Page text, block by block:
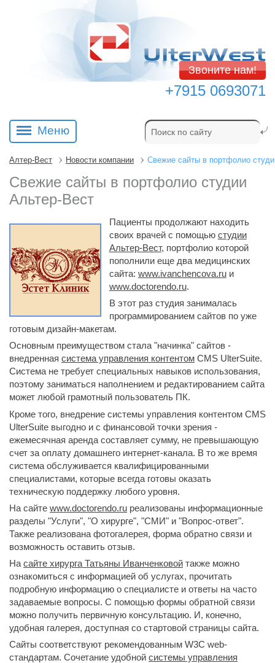
Звоните нам!
+7915 0693071
Меню
Алтер-Вест Новости компании Свежие сайты в портфолио
Свежие сайты в портфолио студии
Альтер-Вест
Пациенты продолжают находить
своих врачей с помощью студии
Альтер-Вест, портфолио которой
пополнили еще два медицинских
сайта: www.ivanchencova.ruи
www.doctorendo.ru.
В этот раз студия занималась
программированием сайтов по уже
готовым дизайн-макетам.
Основным преимуществом стала "начинка" сайтов -
внедренная система управления контентом CMS UlterSuite.
Система не требует специальных навыков использования,
поэтому заниматься наполнением и редактированием сайта
может любой грамотный пользователь ПК.
Кроме того, внедрение системы управления контентом CMS
UlterSuite выгодно и с финансовой точки зрения -
ежемесячная аренда составляет сумму, не превышающую
счет за оплату домашнего интернет-канала. В то же время
система обслуживается квалифицированными
специалистами, которые всегда готовы оказать
техническую поддержку любого уровня.
На сайте www.doctorendo.ru реализованы информационные
разделы "Услуги", "О хирурге", "СМИ" и "Вопрос-ответ".
Также реализована фотогалерея, форма обратно связи и
возможность оставить отзыв.
На сайте хирурга Татьяны Иванченковой также можно
ознакомиться с информацией об услугах, прочитать
подробную информацию о специалисте и ответы на часто
задаваемые вопросы. С помощью формы обратной связи
можно получить первичную консультацию. И, конечно,
удобная галерея, доступная со стартовой страницы сайта.
Сайты соответствуют рекомендованным W3C web-
стандартам. Сочетание удобной системы управления